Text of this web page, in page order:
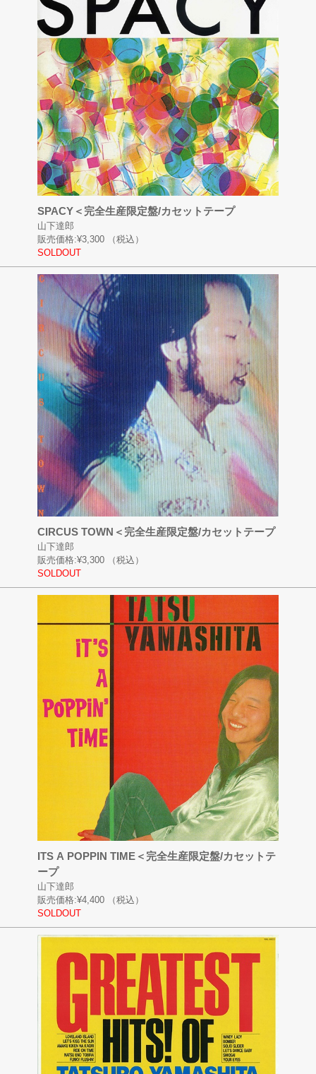
SPACY＜完全生産限定盤/カセットテープ
山下達郎
販売価格:¥3,300
（税込）
SOLDOUT
CIRCUS TOWN＜完全生産限定盤/カセットテープ
山下達郎
販売価格:¥3,300
（税込）
SOLDOUT
ITS A POPPIN TIME＜完全生産限定盤/カセットテ
ープ
山下達郎
販売価格:¥4,400
（税込）
SOLDOUT